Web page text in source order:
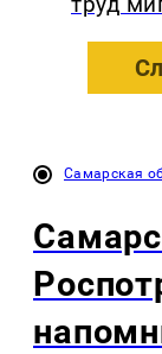
труд
Самарская